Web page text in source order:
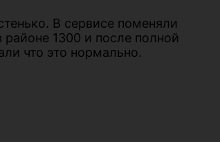
В сервисе поменяли
1300 и после полной
что это нормально.